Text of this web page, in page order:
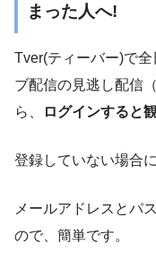
まった人へ!
Tver(ティーバー)で
ブ配信の見逃し配信
ら、
ログインすると
登録していない場合
メールアドレスとパ
ので、簡単です。